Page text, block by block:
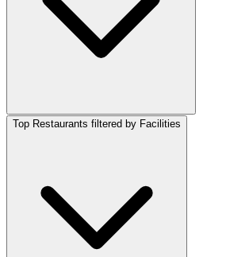
Top Restaurants filtered by Facilities